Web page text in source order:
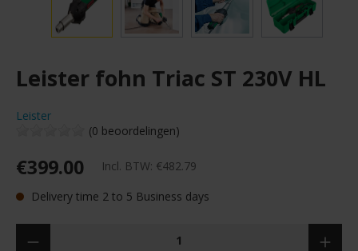
Leister fohn Triac ST 230V HL
Leister
(0 beoordelingen)
€399.00 Incl. BTW: €482.79
Delivery time 2 to 5 Business days